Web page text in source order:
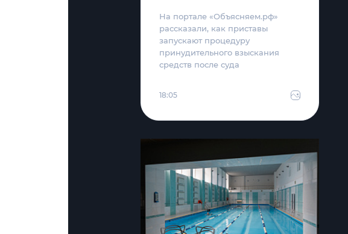
На портале «Объясняем.рф»
рассказали, как приставы
запускают процедуру
принудительного взыскания
средств после суда
18:05